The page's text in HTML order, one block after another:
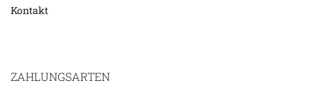
Kontakt
ZAHLUNGSARTEN